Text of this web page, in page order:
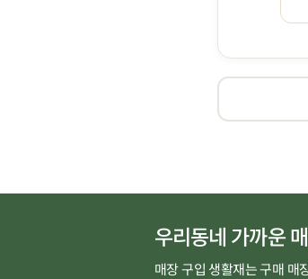
우리동네 가까운
매장 구입 생활재는 구매 매